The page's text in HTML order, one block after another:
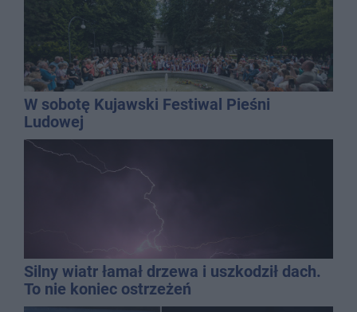
W sobotę Kujawski Festiwal Pieśni
Ludowej
Silny wiatr łamał drzewa i uszkodził dach.
To nie koniec ostrzeżeń